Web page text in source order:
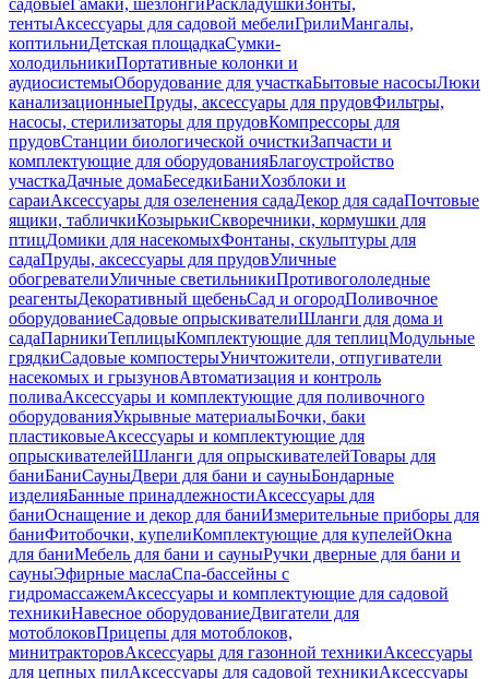
садовыеГамаки, шезлонгиРаскладушкиЗонты,
тентыАксессуары для садовой мебелиГрилиМангалы,
коптильниДетская площадкаСумки-
холодильникиПортативные колонки и
аудиосистемыОборудование для участкаБытовые насосыЛюки
канализационныеПруды, аксессуары для прудовФильтры,
насосы, стерилизаторы для прудовКомпрессоры для
прудовСтанции биологической очисткиЗапчасти и
комплектующие для оборудованияБлагоустройство
участкаДачные домаБеседкиБаниХозблоки и
сараиАксессуары для озеленения садаДекор для садаПочтовые
ящики, табличкиКозырькиСкворечники, кормушки для
птицДомики для насекомыхФонтаны, скульптуры для
садаПруды, аксессуары для прудовУличные
обогревателиУличные светильникиПротивогололедные
реагентыДекоративный щебеньСад и огородПоливочное
оборудованиеСадовые опрыскивателиШланги для дома и
садаПарникиТеплицыКомплектующие для теплицМодульные
грядкиСадовые компостерыУничтожители, отпугиватели
насекомых и грызуновАвтоматизация и контроль
поливаАксессуары и комплектующие для поливочного
оборудованияУкрывные материалыБочки, баки
пластиковыеАксессуары и комплектующие для
опрыскивателейШланги для опрыскивателейТовары для
баниБаниСауныДвери для бани и сауныБондарные
изделияБанные принадлежностиАксессуары для
баниОснащение и декор для баниИзмерительные приборы для
баниФитобочки, купелиКомплектующие для купелейОкна
для баниМебель для бани и сауныРучки дверные для бани и
сауныЭфирные маслаСпа-бассейны с
гидромассажемАксессуары и комплектующие для садовой
техникиНавесное оборудованиеДвигатели для
мотоблоковПрицепы для мотоблоков,
минитракторовАксессуары для газонной техникиАксессуары
для цепных пилАксессуары для садовой техникиАксессуары